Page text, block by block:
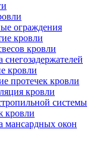
ограждения
кровли
кровли
снегозадержателей
кровли
протечек кровли
кровли
системы
кровли
мансардных окон